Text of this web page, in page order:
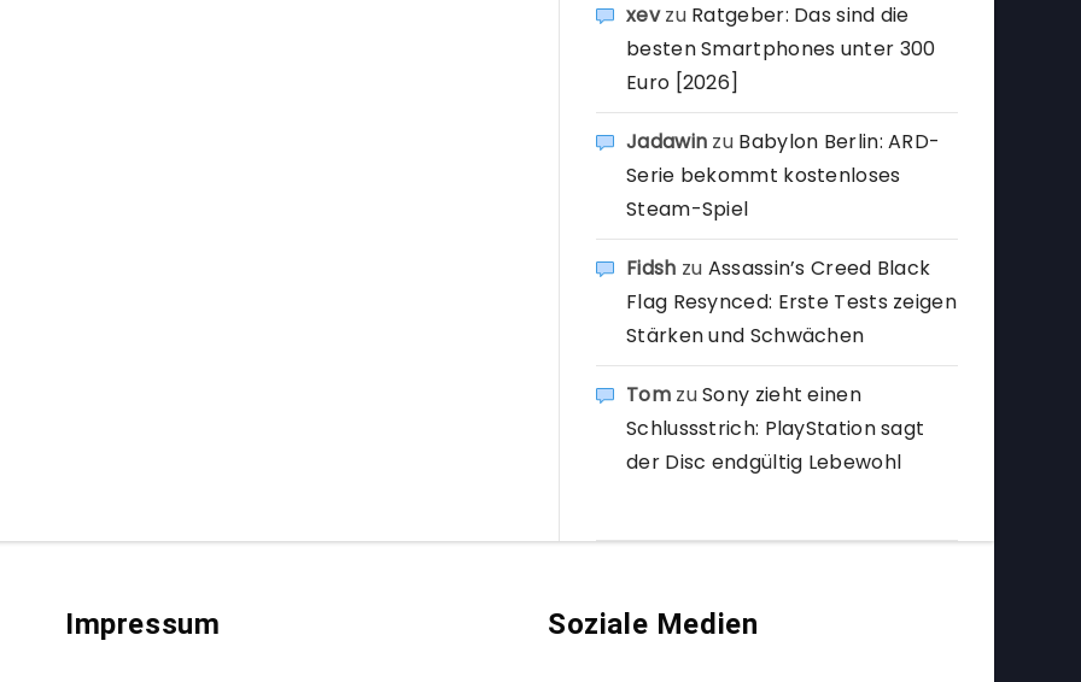
xevzu Ratgeber: Das sind die
besten Smartphones unter 300
Euro [2026]
Jadawin zu Babylon Berlin: ARD-
Serie bekommt kostenloses
Steam-Spiel
Fidsh zu Assassin’s Creed Black
Flag Resynced: Erste Tests zeigen
Stärken und Schwächen
TomzuSony zieht einen
Schlussstrich: PlayStation sagt
der Disc endgültig Lebewohl
Impressum Soziale Medien